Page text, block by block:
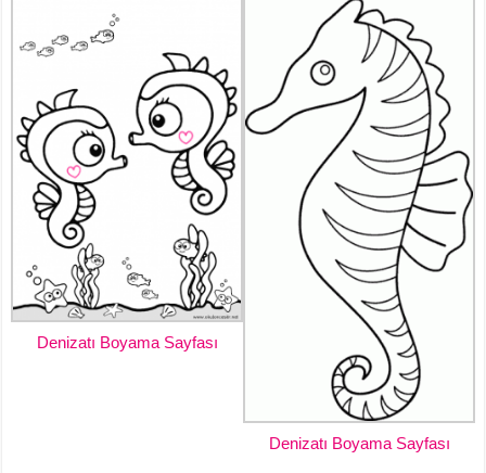
Denizatı Boyama Sayfası
Denizatı Boyama Sayfası